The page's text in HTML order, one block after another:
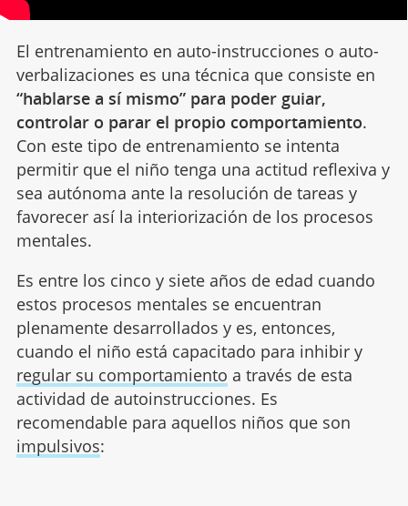
El entrenamiento en auto-instrucciones o auto-
verbalizaciones es una técnica que consiste en
“hablarse a sí mismo” para poder guiar,
controlar o parar el propio comportamiento.
Con este tipo de entrenamiento se intenta
permitir que el niño tenga una actitud reflexiva y
sea autónoma ante la resolución de tareas y
favorecer así la interiorización de los procesos
mentales.
Es entre los cinco y siete años de edad cuando
estos procesos mentales se encuentran
plenamente desarrollados y es, entonces,
cuando el niño está capacitado para inhibir y
regular su comportamiento a través de esta
actividad de autoinstrucciones. Es
recomendable para aquellos niños que son
impulsivos: